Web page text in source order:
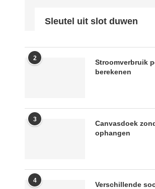
Sleutel uit slot duwen
2
Stroomverbruik
berekenen
3
Canvasdoek
ophangen
4
Verschillende